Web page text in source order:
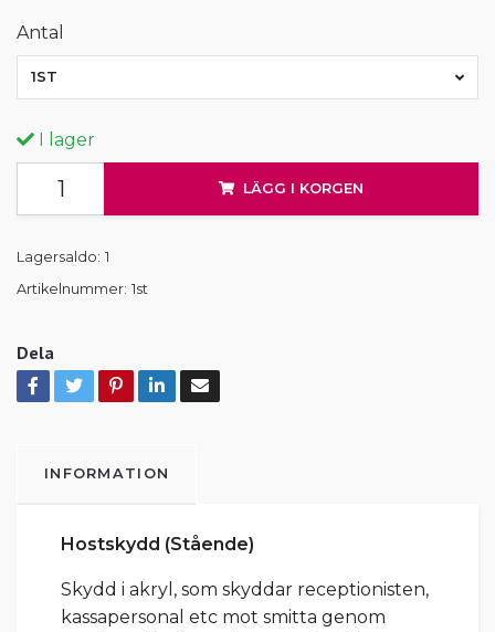
Antal
1ST
I lager
LÄGG I KORGEN
Lagersaldo: 1
Artikelnummer: 1st
Dela
INFORMATION
Hostskydd (Stående)
Skydd i akryl, som skyddar receptionisten,
kassapersonal etc mot smitta genom